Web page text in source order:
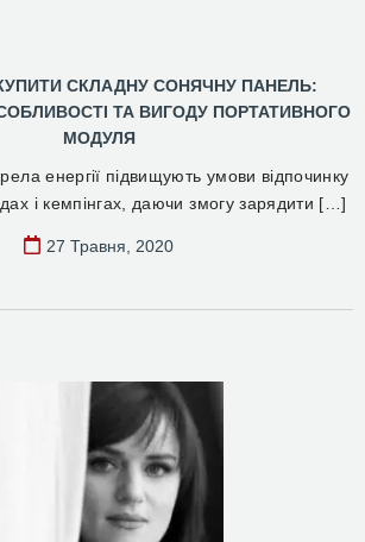
СКЛАДНУ СОНЯЧНУ ПАНЕЛЬ:
ТА ВИГОДУ ПОРТАТИВНОГО
МОДУЛЯ
енергії підвищують умови відпочинку
і кемпінгах, даючи змогу зарядити […]
27 Травня, 2020